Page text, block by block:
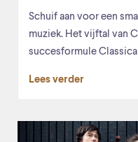
Schuif aan voor een
muziek. Het vijftal van
succesformule
Lees verder